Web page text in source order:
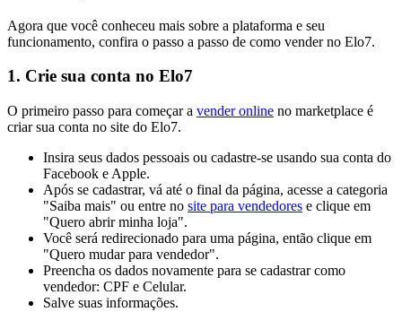
Agora que você conheceu mais sobre a plataforma e seu
funcionamento, confira o passo a passo de como vender no Elo7.
1. Crie sua conta no Elo7
O primeiro passo para começar a vender online no marketplace é
criar sua conta no site do Elo7.
Insira seus dados pessoais ou cadastre-se usando sua conta do
Facebook e Apple.
Após se cadastrar, vá até o final da página, acesse a categoria
"Saiba mais" ou entre no site para vendedores e clique em
"Quero abrir minha loja".
Você será redirecionado para uma página, então clique em
"Quero mudar para vendedor".
Preencha os dados novamente para se cadastrar como
vendedor: CPF e Celular.
Salve suas informações.